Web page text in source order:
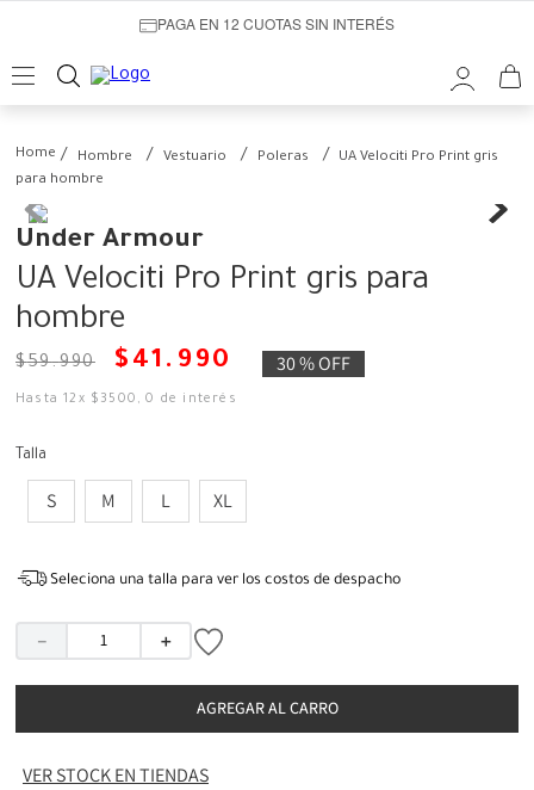
PAGA EN 12 CUOTAS SIN INTERÉS
Hombre Vestuario Poleras
UA Velociti Pro Print gris
para hombre
Under Armour
UA Velociti Pro Print gris para
hombre
$59.990 $ 41 . 990 30 %OFF
Hasta12 x $ 3500 ,0 de interés
Talla
S M L XL
Seleciona una talla para ver los costos de despacho
＋
－
AGREGAR AL CARRO
VER STOCK EN TIENDAS